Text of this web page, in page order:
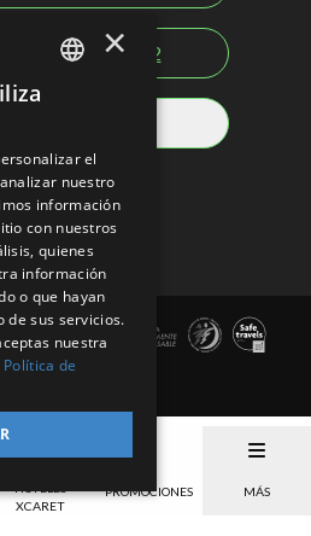
1-855-326-0682
sociales
Sitio Aviso de Privacidad
XCARET
PROMOCIONES MÁS
PT
×
el
nuestro
información
con nuestros
quienes
información
o que hayan
de sus servicios.
nuestra
Política de